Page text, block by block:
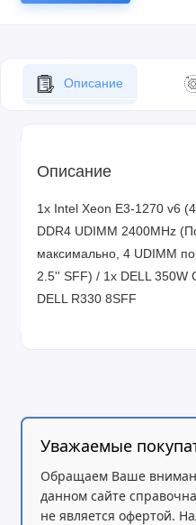
Описание
Описание
1x Intel Xeon E3-1270 v6
DDR4 UDIMM 2400MHz
максимально, 4 UDIMM
2.5'' SFF) / 1x DELL 350W
DELL R330 8SFF
Уважаемые
Обращаем Ваше
данном сайте
не является офертой.